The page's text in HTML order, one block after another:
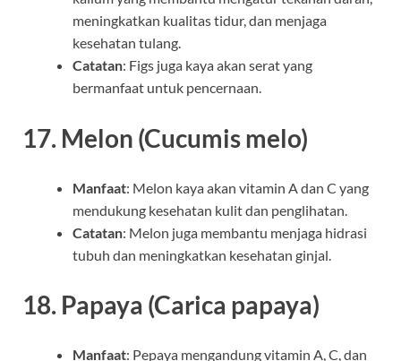
meningkatkan kualitas tidur, dan menjaga
kesehatan tulang.
Catatan: Figs juga kaya akan serat yang
bermanfaat untuk pencernaan.
17. Melon (Cucumis melo)
Manfaat: Melon kaya akan vitamin A dan C yang
mendukung kesehatan kulit dan penglihatan.
Catatan: Melon juga membantu menjaga hidrasi
tubuh dan meningkatkan kesehatan ginjal.
18. Papaya (Carica papaya)
Manfaat: Pepaya mengandung vitamin A, C, dan